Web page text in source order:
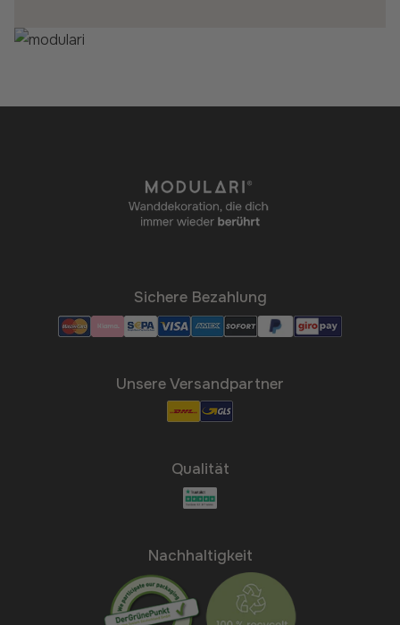
Sichere Bezahlung
Unsere Versandpartner
Qualität
Nachhaltigkeit